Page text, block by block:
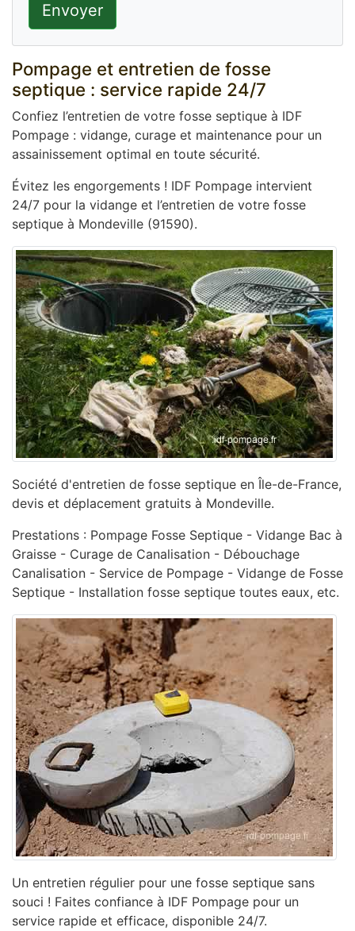
Envoyer
Pompage et entretien de fosse
septique : service rapide 24/7
Confiez l’entretien de votre fosse septique à IDF
Pompage : vidange, curage et maintenance pour un
assainissement optimal en toute sécurité.
Évitez les engorgements ! IDF Pompage intervient
24/7 pour la vidange et l’entretien de votre fosse
septique à Mondeville (91590).
Société d'entretien de fosse septique en Île-de-France,
devis et déplacement gratuits à Mondeville.
Prestations : Pompage Fosse Septique - Vidange Bac à
Graisse - Curage de Canalisation - ‎Débouchage
Canalisation - ‎Service de Pompage - ‎Vidange de Fosse
Septique - Installation fosse septique toutes eaux, etc.
Un entretien régulier pour une fosse septique sans
souci ! Faites confiance à IDF Pompage pour un
service rapide et efficace, disponible 24/7.